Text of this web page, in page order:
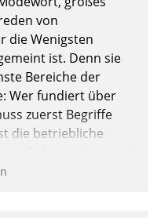
von
die Wenigsten
ist. Denn sie
Bereiche der
Wer fundiert über
zuerst Begriffe
die betriebliche
durch